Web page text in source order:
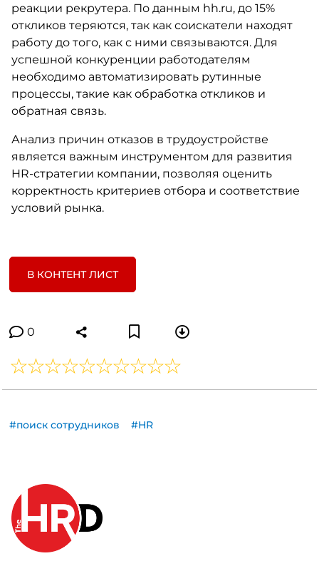
реакции рекрутера. По данным hh.ru, до 15%
откликов теряются, так как соискатели находят
работу до того, как с ними связываются. Для
успешной конкуренции работодателям
необходимо автоматизировать рутинные
процессы, такие как обработка откликов и
обратная связь.
Анализ причин отказов в трудоустройстве
является важным инструментом для развития
HR-стратегии компании, позволяя оценить
корректность критериев отбора и соответствие
условий рынка.
В КОНТЕНТ ЛИСТ
0
#поиск сотрудников #HR